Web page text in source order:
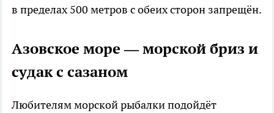
в пределах 500 метров с обеих сторон запрещён.
Азовское море — морской бриз и
судак с сазаном
Любителям морской рыбалки подойдёт